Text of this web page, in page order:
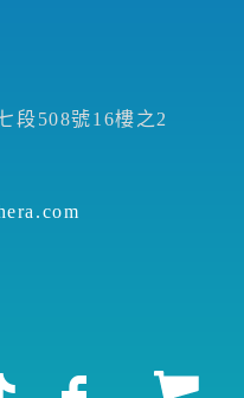
段508號16樓之2